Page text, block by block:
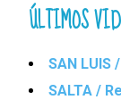
ÚLTIMOS
SAN LUIS
SALTA /